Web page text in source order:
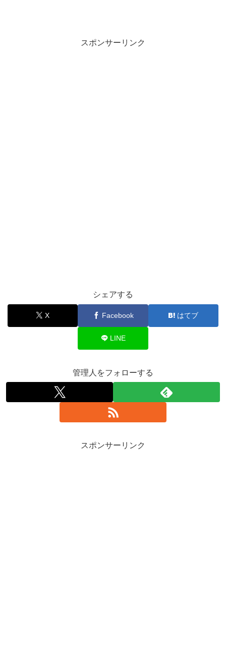
スポンサーリンク
シェアする
X Facebook はてブ
LINE
管理人をフォローする
スポンサーリンク